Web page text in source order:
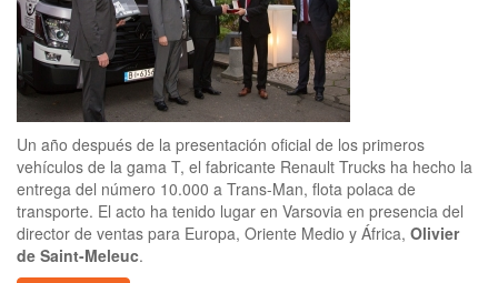
Un año después de la presentación oficial de los primeros
vehículos de la gama T, el fabricante Renault Trucks ha hecho la
entrega del número 10.000 a Trans-Man, flota polaca de
transporte. El acto ha tenido lugar en Varsovia en presencia del
director de ventas para Europa, Oriente Medio y África, Olivier
de Saint-Meleuc.